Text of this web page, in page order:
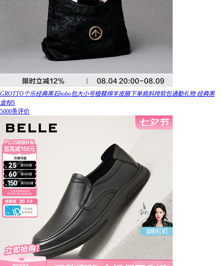
GROTTO个乐经典黑石hobo包大小号植鞣绵羊皮腋下单肩斜挎软包通勤礼物 经典黑
金标S
5000条评价